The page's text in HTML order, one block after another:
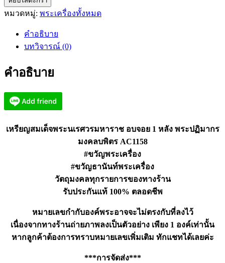
พระ
หลัง
ปฏิมากร
มงคล
บพิตร
AC1158
หมวดหมู่: พระเครื่องทั้งหมด
คำอธิบาย
บทวิจารณ์ (0)
คำอธิบาย
เหรียญสมเด็จพระนเรศวรมหาราช อบจอย 1 หลัง พระปฏิมากร
มงคลบพิตร AC1158
#ขวัญพระเครื่อง
#ขวัญธานันท์พระเครื่อง
วัตถุมงคลทุกรายการของทางร้าน
รับประกันแท้ 100% ตลอดชีพ
หมายเลขกำกับองค์พระอาจจะไม่ตรงกับที่ลงไว้
เนื่องจากทางร้านถ่ายภาพลงเป็นตัวอย่าง เพียง 1 องค์เท่านั้น
หากลูกค้าต้องการทราบหมายเลขเพิ่มเติม ทักแชทได้เลยค่ะ
***การจัดส่ง***